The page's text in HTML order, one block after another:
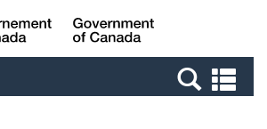
Passer
au
Passer
à
Canada
et